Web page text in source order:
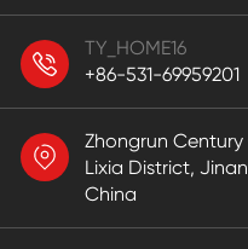
TY_HOME16
+86-531-69959201
Zhongrun Century
Lixia District,
China